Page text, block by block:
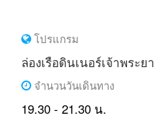
โปรแกรม
ล่องเรือดินเนอร์เจ้าพระยา
จำนวนวันเดินทาง
19.30 - 21.30 น.